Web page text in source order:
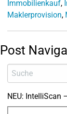
Immobilienkauf,
Maklerprovision,
Post
NEU: IntelliScan